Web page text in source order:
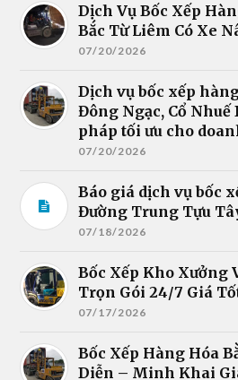
Dịch Vụ Bốc Xếp
Bắc Từ Liêm Có Xe
07/20/2026
Dịch vụ bốc xếp
Đông Ngạc, Cổ Nhuế
pháp tối ưu cho
07/20/2026
Báo giá dịch vụ bốc
Đường Trung Tựu
07/18/2026
Bốc Xếp Kho Xưởng
Trọn Gói 24/7 Giá
07/17/2026
Bốc Xếp Hàng Hóa
Diễn – Minh Khai